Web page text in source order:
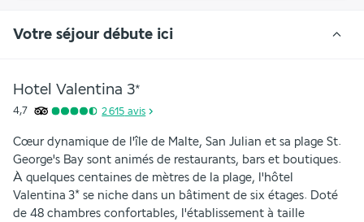
Votre séjour débute ici
Hotel Valentina 3*
4,7 2 615 avis
Cœur dynamique de l'île de Malte, San Julian et sa plage St.
George's Bay sont animés de restaurants, bars et boutiques.
À quelques centaines de mètres de la plage, l'hôtel
Valentina 3* se niche dans un bâtiment de six étages. Doté
de 48 chambres confortables, l'établissement à taille